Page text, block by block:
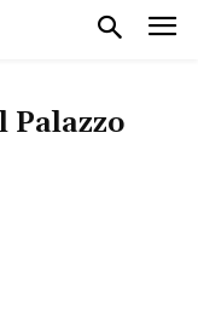
Palazzo